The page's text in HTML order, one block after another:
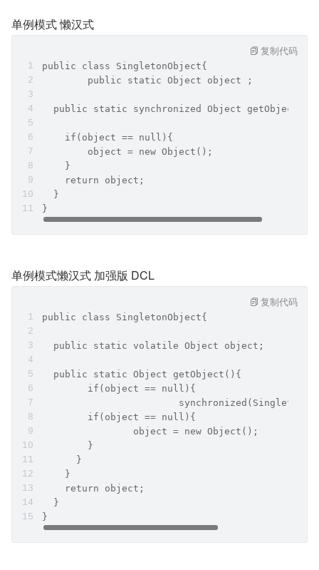
单例模式 懒汉式
public class SingletonObject{
	public static Object object ;
  public static synchronized Object getObject(){
    if(object == null){
    	object = new Object();
    }
    return object;
  }
}
复制代码
单例模式懒汉式 加强版 DCL
public class SingletonObject{
  public static volatile Object object;
  public static Object getObject(){
  	if(object == null){
      	if(object == null){
        	object = new Object();
        }
      }
    }
    return object;
  }
}
复制代码